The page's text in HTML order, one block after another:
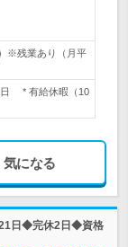
※残業あり（月平
日 * 有給休暇（10
気になる
日◆完休2日◆資格